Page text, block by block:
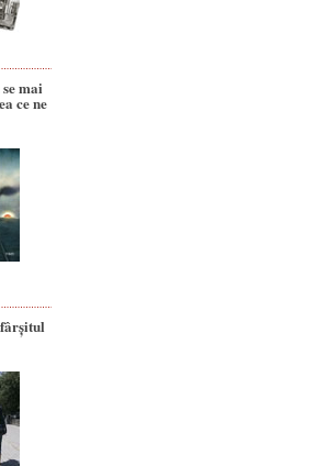
mai
ce ne